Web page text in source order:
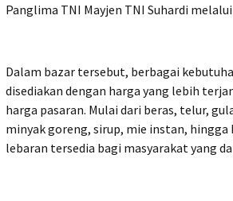
Panglima TNI Mayjen TNI Suhardi
Dalam bazar tersebut, berbagai
disediakan dengan harga yang lebih
harga pasaran. Mulai dari beras, telur,
minyak goreng, sirup, mie instan, hingga
lebaran tersedia bagi masyarakat yang